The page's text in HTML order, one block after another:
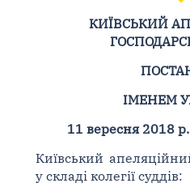
КИЇВСЬКИЙ
ІМЕНЕМ
11 вересня 2018
Київський
у складі колегії суддів: